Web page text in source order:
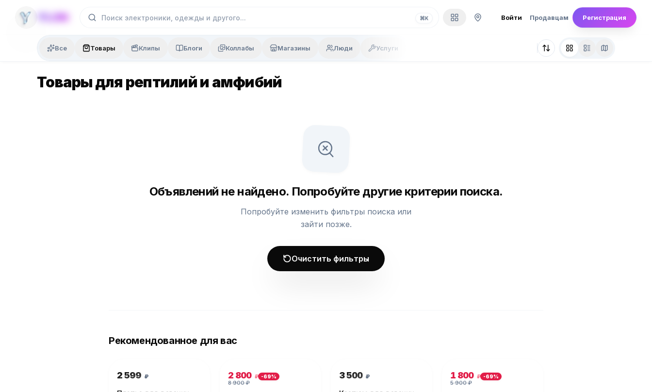
YLON ⌘K Войти Продавцам Регистрация
Все Товары Клипы Блоги Коллабы Магазины Люди Услуги
Товары для рептилий и амфибий
Объявлений не найдено. Попробуйте другие критерии поиска.
Попробуйте изменить фильтры поиска или
зайти позже.
Очистить фильтры
Рекомендованное для вас
2 599 ₽ 2 800 ₽ -69%
8 900 ₽
3 500 ₽ 1 800 ₽ -69%
5 900 ₽